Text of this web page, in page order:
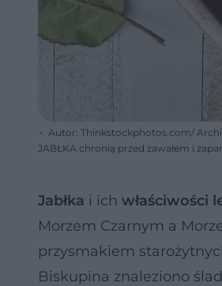
Autor: Thinkstockphotos.com/
JABŁKA chronią przed zawałem i
Jabłka i ich właściwości
Morzem Czarnym a
przysmakiem
Biskupina znaleziono